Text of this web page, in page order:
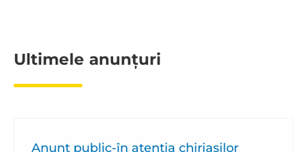
Ultimele anunțuri
Anunt public-în atenția chiriașilor